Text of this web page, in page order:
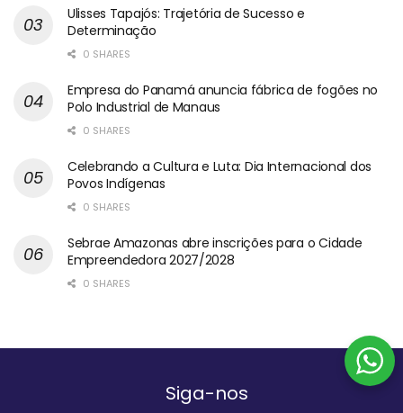
Ulisses Tapajós: Trajetória de Sucesso e
Determinação
0 SHARES
Empresa do Panamá anuncia fábrica de fogões no
Polo Industrial de Manaus
0 SHARES
Celebrando a Cultura e Luta: Dia Internacional dos
Povos Indígenas
0 SHARES
Sebrae Amazonas abre inscrições para o Cidade
Empreendedora 2027/2028
0 SHARES
Siga-nos